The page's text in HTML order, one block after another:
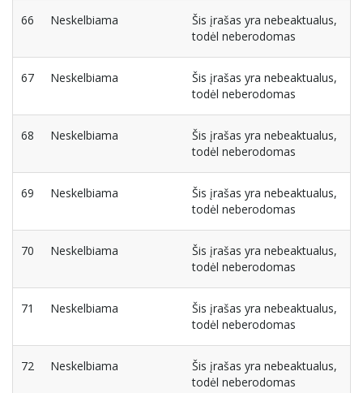
66 Neskelbiama
Šis įrašas yra nebeaktualus,
todėl neberodomas
67 Neskelbiama
Šis įrašas yra nebeaktualus,
todėl neberodomas
68 Neskelbiama
Šis įrašas yra nebeaktualus,
todėl neberodomas
69 Neskelbiama
Šis įrašas yra nebeaktualus,
todėl neberodomas
70 Neskelbiama
Šis įrašas yra nebeaktualus,
todėl neberodomas
71 Neskelbiama
Šis įrašas yra nebeaktualus,
todėl neberodomas
72 Neskelbiama
Šis įrašas yra nebeaktualus,
todėl neberodomas